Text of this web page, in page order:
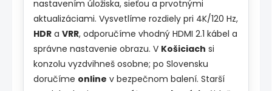
nastavením úložiska, sieťou a prvotnými
aktualizáciami. Vysvetlíme rozdiely pri 4K/120 Hz,
HDRa VRR, odporučíme vhodný HDMI 2.1 kábel a
správne nastavenie obrazu. V Košiciach si
konzolu vyzdvihneš osobne; po Slovensku
doručíme online v bezpečnom balení. Starší